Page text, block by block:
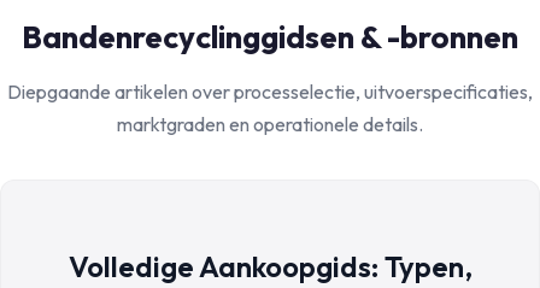
Bandenrecyclinggidsen & -bronnen
Diepgaande artikelen over processelectie, uitvoerspecificaties,
marktgraden en operationele details.
Volledige Aankoopgids: Typen,